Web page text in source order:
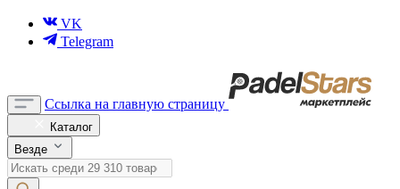
VK
Telegram
Ссылка на главную страницу
Каталог
Везде